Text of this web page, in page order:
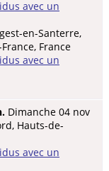
en-Santerre,
France
Dimanche 04 nov
Hauts-de-